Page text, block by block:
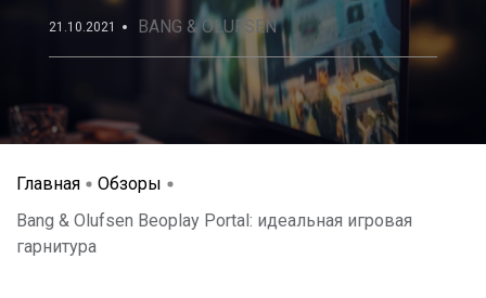
21.10.2021 BANG & OLUFSEN
Главная
Обзоры
Bang & Olufsen Beoplay Portal: идеальная игровая
гарнитура